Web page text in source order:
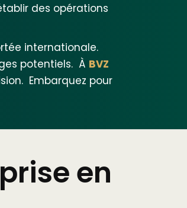
des opérations
internationale.
potentiels. À BVZ
Embarquez pour
en